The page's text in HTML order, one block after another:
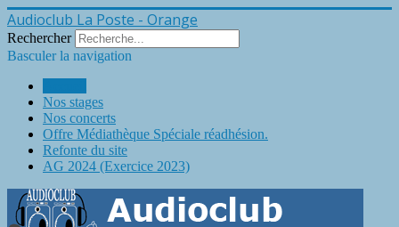
Audioclub La Poste - Orange
Rechercher
Basculer la navigation
Nos stages
Nos concerts
Offre Médiathèque Spéciale réadhésion.
Refonte du site
AG 2024 (Exercice 2023)